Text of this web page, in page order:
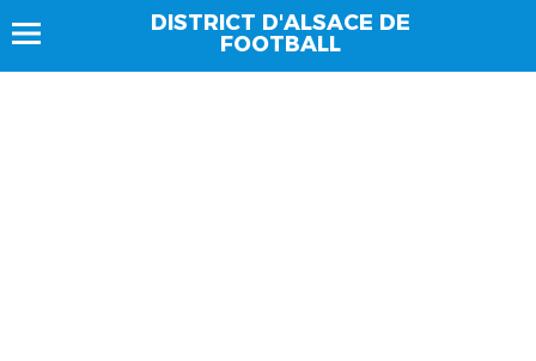
DISTRICT D'ALSACE DE
FOOTBALL